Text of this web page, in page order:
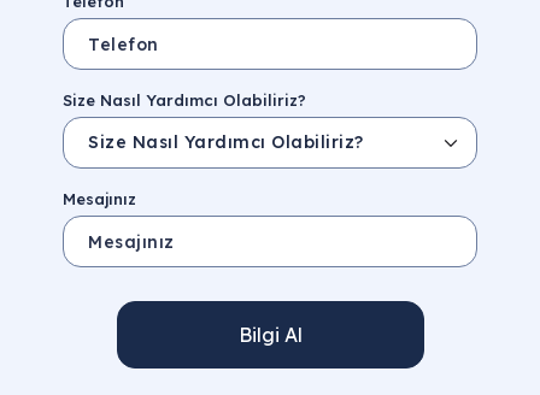
Size Nasıl Yardımcı Olabiliriz?
Mesajınız
Bilgi Al